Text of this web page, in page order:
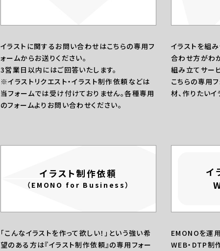
イラストに関するお問い合わせはこちらの専用フ
ォームからお送りください。
3営業日以内にはご回答いたします。
※イラストリクエスト・イラスト制作依頼などは
当フォームでは受け付けておりません。各種専用
のフォームよりお問い合わせください。
イラストを組
合わせ方がわ
組み立てサー
こちらの専用
材、作りたいイ
イラスト制作依頼
（EMONO for Business）
「こんなイラストを作って欲しい！」という強い希
望のある方は『イラスト制作依頼』の専用フォー
イ
EMONOを運
WEB・DTP制